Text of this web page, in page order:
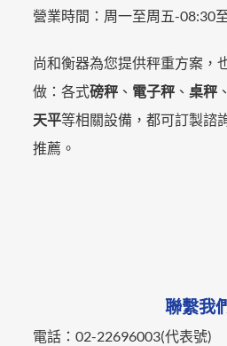
營業時間： 周一至周五-08:30
尚和衡器為您提供秤重方案，
做：各式磅秤 、 電子秤 、桌秤 、
天平等相關設備，都可訂製諮
推薦。
聯繫我
電話：02-22696003(代表號)